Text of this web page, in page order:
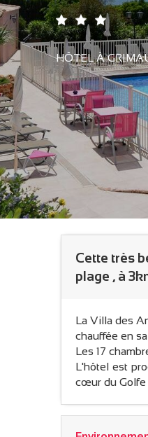
HÔTEL À
Cette très
plage , à
La Villa des
chauffée en
Les 17
L'hôtel est
cœur du Golfe